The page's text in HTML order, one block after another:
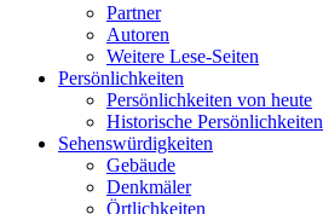
Partner
Autoren
Weitere Lese-Seiten
Persönlichkeiten
Persönlichkeiten von heute
Historische Persönlichkeiten
Sehenswürdigkeiten
Gebäude
Denkmäler
Örtlichkeiten